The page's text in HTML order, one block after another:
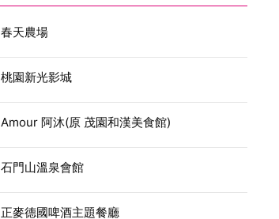
春天農場
桃園新光影城
Amour 阿沐(原 茂園和漢美食館)
石門山溫泉會館
正麥德國啤酒主題餐廳